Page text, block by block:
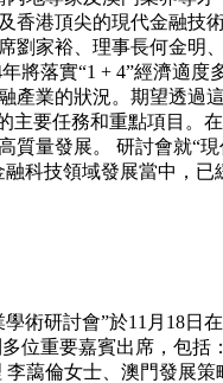
香港頂尖的現代金融
劉家裕、理事長何金
將落實“1 + 4”經濟適
產業的狀況。期望透
主要任務和重點項目
量發展。 研討會就“
科技領域發展當中，已
術研討會”於11月18
位重要嘉賓出席，包
藹倫女士、澳門發展